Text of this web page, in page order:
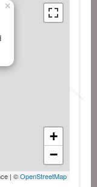
×
+
−
| ©OpenStreetMap